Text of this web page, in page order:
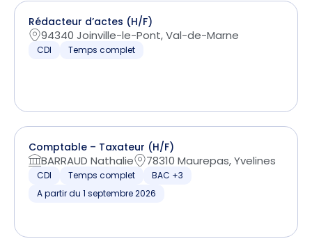
Rédacteur d’actes (H/F)
94340 Joinville-le-Pont, Val-de-Marne
CDI Temps complet
Comptable – Taxateur (H/F)
BARRAUD Nathalie 78310 Maurepas, Yvelines
CDI Temps complet
BAC +3
A partir du 1 septembre 2026